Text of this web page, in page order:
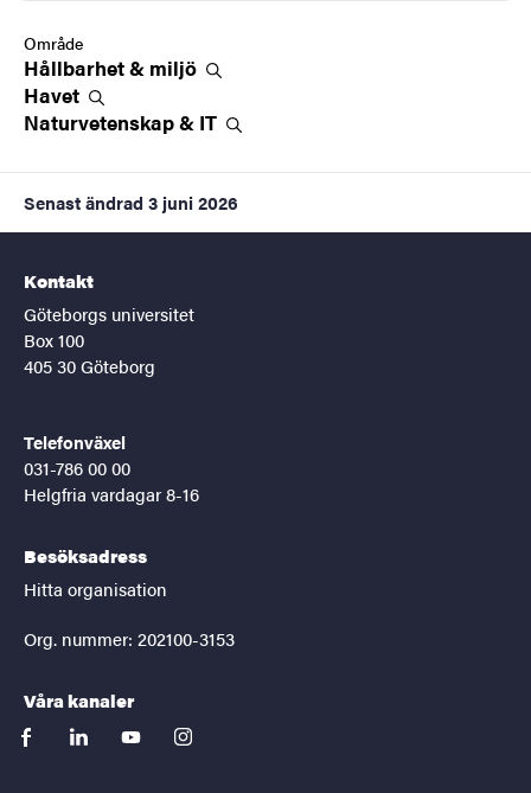
Område
Hållbarhet & miljö
Havet
Naturvetenskap & IT
Senast ändrad 3 juni 2026
Kontakt
Göteborgs universitet
Box 100
405 30 Göteborg
Telefonväxel
031-786 00 00
Helgfria vardagar 8-16
Besöksadress
Hitta organisation
Org. nummer: 202100-3153
Våra kanaler
facebooklinkedinyoutubeinstagram